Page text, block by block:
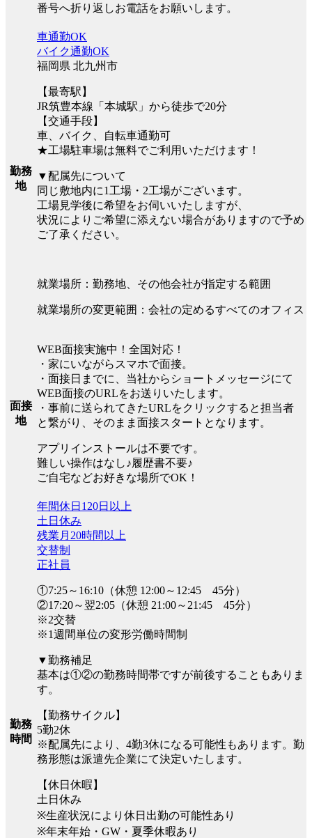
番号へ折り返しお電話をお願いします。
勤務
地
車通勤OK
バイク通勤OK
福岡県 北九州市
【最寄駅】
JR筑豊本線「本城駅」から徒歩で20分
【交通手段】
車、バイク、自転車通勤可
★工場駐車場は無料でご利用いただけます！
▼配属先について
同じ敷地内に1工場・2工場がございます。
工場見学後に希望をお伺いいたしますが、
状況によりご希望に添えない場合がありますので予め
ご了承ください。
就業場所：勤務地、その他会社が指定する範囲
就業場所の変更範囲：会社の定めるすべてのオフィス
面接
地
WEB面接実施中！全国対応！
・家にいながらスマホで面接。
・面接日までに、当社からショートメッセージにて
WEB面接のURLをお送りいたします。
・事前に送られてきたURLをクリックすると担当者
と繋がり、そのまま面接スタートとなります。
アプリインストールは不要です。
難しい操作はなし♪履歴書不要♪
ご自宅などお好きな場所でOK！
勤務
時間
年間休日120日以上
土日休み
残業月20時間以上
交替制
正社員
①7:25～16:10（休憩 12:00～12:45 45分）
②17:20～翌2:05（休憩 21:00～21:45 45分）
※2交替
※1週間単位の変形労働時間制
▼勤務補足
基本は①②の勤務時間帯ですが前後することもありま
す。
【勤務サイクル】
5勤2休
※配属先により、4勤3休になる可能性もあります。勤
務形態は派遣先企業にて決定いたします。
【休日休暇】
土日休み
※生産状況により休日出勤の可能性あり
※年末年始・GW・夏季休暇あり